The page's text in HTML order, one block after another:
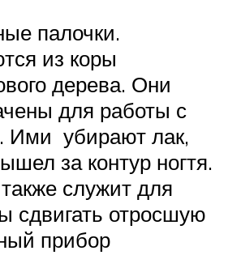
палочки.
из коры
дерева. Они
для работы с
Ими убирают лак,
за контур ногтя.
служит для
сдвигать отросшую
прибор